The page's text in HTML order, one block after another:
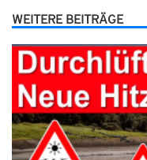
WEITERE BEITRÄGE